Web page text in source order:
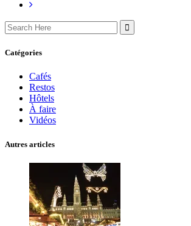
Search
for:
Catégories
Cafés
Restos
Hôtels
À faire
Vidéos
Autres articles